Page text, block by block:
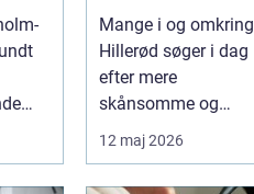
at
hjælpe i
hverdagen
Mange i og omkring
Hillerød søger i dag
efter mere
skånsomme og
målrettede måder at
få det bedre på....
12 maj 2026